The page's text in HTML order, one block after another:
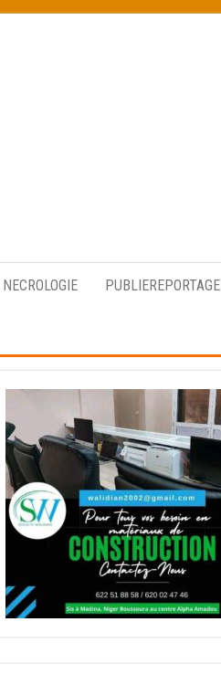
NECROLOGIE PUBLIEREPORTAGE